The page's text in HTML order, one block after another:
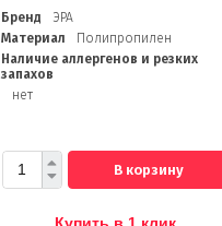
Бренд
ЭРА
Материал
Полипропилен
Наличие аллергенов и резких
запахов
нет
В корзину
Купить в 1 клик